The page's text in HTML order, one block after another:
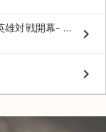
舞台『ブルーロック』5th STAGE -新英雄対戦開幕- 全国公演 keyboard_arrow_right
keyboard_arrow_right